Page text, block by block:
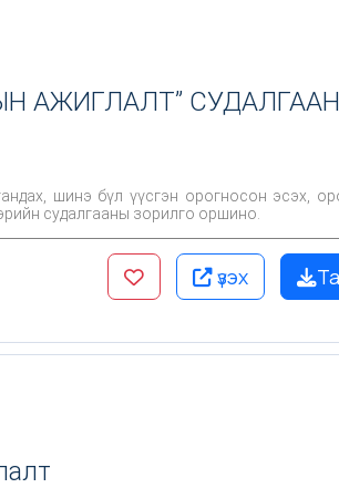
АЖИГЛАЛТ”
шинэ бүл үүсгэн орогносон эсэх,
судалгааны зорилго оршино.
үзэх